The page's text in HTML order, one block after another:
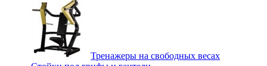
Тренажеры на свободных весах